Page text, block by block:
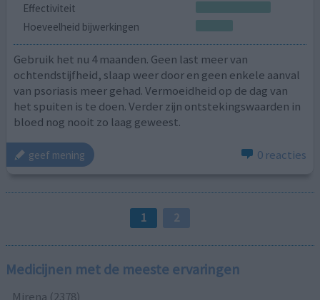
Effectiviteit
Hoeveelheid bijwerkingen
Gebruik het nu 4 maanden. Geen last meer van
ochtendstijfheid, slaap weer door en geen enkele aanval
van psoriasis meer gehad. Vermoeidheid op de dag van
het spuiten is te doen. Verder zijn ontstekingswaarden in
bloed nog nooit zo laag geweest.
geef mening 0 reacties
1 2
Medicijnen met de meeste ervaringen
Mirena (2378)